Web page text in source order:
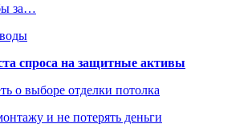
за…
спроса на защитные активы
о выборе отделки потолка
и не потерять деньги